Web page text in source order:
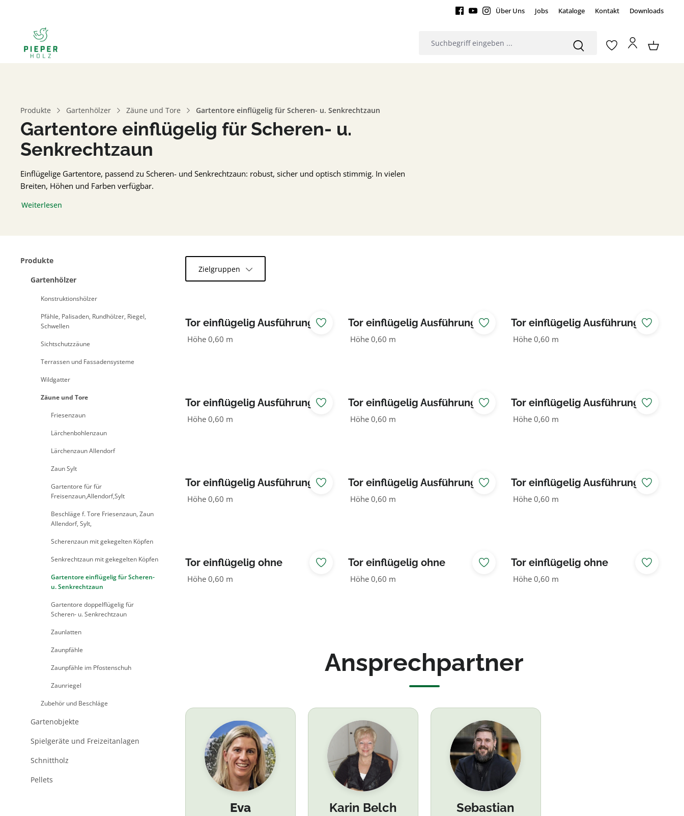
Über Uns Jobs Kataloge Kontakt Downloads
Produkte Gartenhölzer Zäune und Tore Gartentore einflügelig für Scheren- u. Senkrechtzaun
Gartentore einflügelig für Scheren- u.
Senkrechtzaun
Einflügelige Gartentore, passend zu Scheren- und Senkrechtzaun: robust, sicher und optisch stimmig. In vielen
Breiten, Höhen und Farben verfügbar.
Weiterlesen
Produkte
Gartenhölzer
Konstruktionshölzer
Pfähle, Palisaden, Rundhölzer, Riegel,
Schwellen
Sichtschutzzäune
Terrassen und Fassadensysteme
Wildgatter
Zäune und Tore
Friesenzaun
Lärchenbohlenzaun
Lärchenzaun Allendorf
Zaun Sylt
Gartentore für für
Freisenzaun,Allendorf,Sylt
Beschläge f. Tore Friesenzaun, Zaun
Allendorf, Sylt,
Scherenzaun mit gekegelten Köpfen
Senkrechtzaun mit gekegelten Köpfen
Gartentore einflügelig für Scheren-
u. Senkrechtzaun
Gartentore doppelflügelig für
Scheren- u. Senkrechtzaun
Zaunlatten
Zaunpfähle
Zaunpfähle im Pfostenschuh
Zaunriegel
Zubehör und Beschläge
Gartenobjekte
Spielgeräte und Freizeitanlagen
Schnittholz
Pellets
Zielgruppen
Tor einflügelig Ausführung I
1,00 m breit
Höhe 0,60 m
Tor einflügelig Ausführung I
1,25 m breit
Höhe 0,60 m
Tor einflügelig Ausführung I
1,50 m breit
Höhe 0,60 m
Tor einflügelig Ausführung II
1,00 m breit
Höhe 0,60 m
Tor einflügelig Ausführung II
1,25 m breit
Höhe 0,60 m
Tor einflügelig Ausführung II
1,50 m breit
Höhe 0,60 m
Tor einflügelig Ausführung III
1,00 m breit
Höhe 0,60 m
Tor einflügelig Ausführung III
1,25 m breit
Höhe 0,60 m
Tor einflügelig Ausführung III
1,50 m breit
Höhe 0,60 m
Tor einflügelig ohne
Beschlag 1,00 m breit
Höhe 0,60 m
Tor einflügelig ohne
Beschlag 1,25 m breit
Höhe 0,60 m
Tor einflügelig ohne
Beschlag 1,50 m breit
Höhe 0,60 m
Ansprechpartner
Eva
Karin Belch
Sebastian